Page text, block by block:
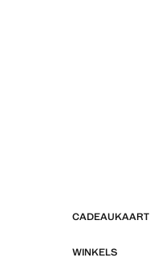
CADEAUKAART
WINKELS